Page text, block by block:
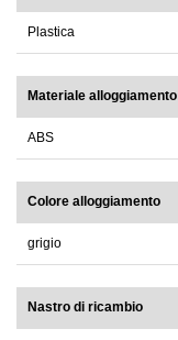
Plastica
Materiale alloggiamento
ABS
Colore alloggiamento
grigio
Nastro di ricambio